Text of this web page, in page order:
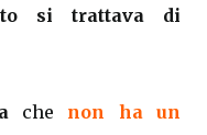
si trattava di
che non ha un